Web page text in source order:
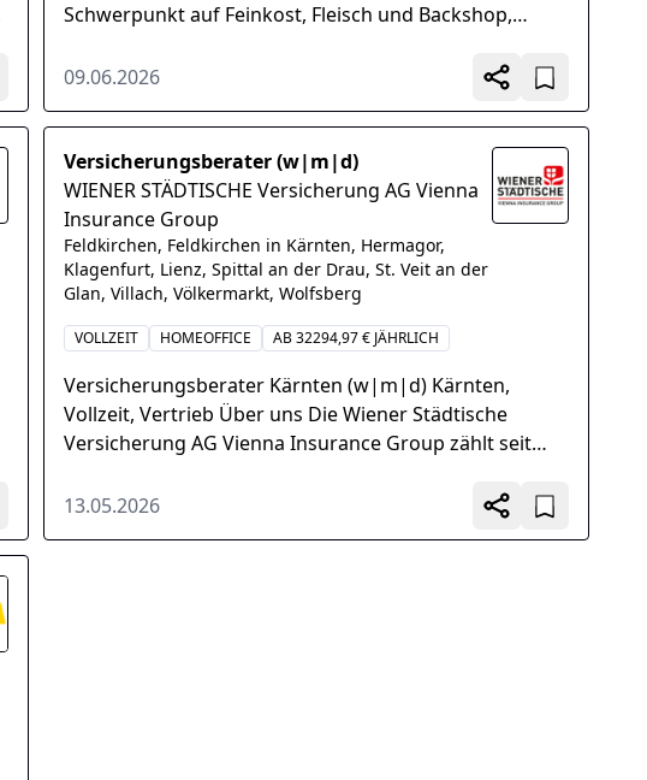
Schwerpunkt auf Feinkost, Fleisch und Backshop,
Richtlinien, Ansprechpartner...
09.06.2026
Versicherungsberater (w|m|d)
WIENER STÄDTISCHE Versicherung AG Vienna
Insurance Group
Feldkirchen, Feldkirchen in Kärnten, Hermagor,
Klagenfurt, Lienz, Spittal an der Drau, St. Veit an der
Glan, Villach, Völkermarkt, Wolfsberg
VOLLZEIT HOMEOFFICE AB 32294,97 € JÄHRLICH
Versicherungsberater Kärnten (w|m|d) Kärnten,
Vollzeit, Vertrieb Über uns Die Wiener Städtische
Versicherung AG Vienna Insurance Group zählt seit
13.05.2026